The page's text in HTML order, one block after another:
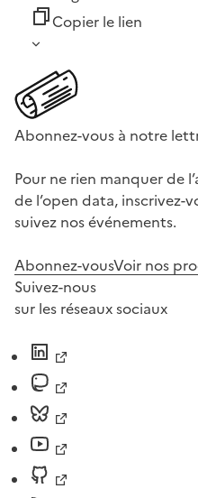
Copier le lien
Abonnez-vous à notre
Pour ne rien manquer de
de l’open data,
suivez nos événements.
Abonnez-vousVoir nos
Suivez-nous
sur les réseaux sociaux